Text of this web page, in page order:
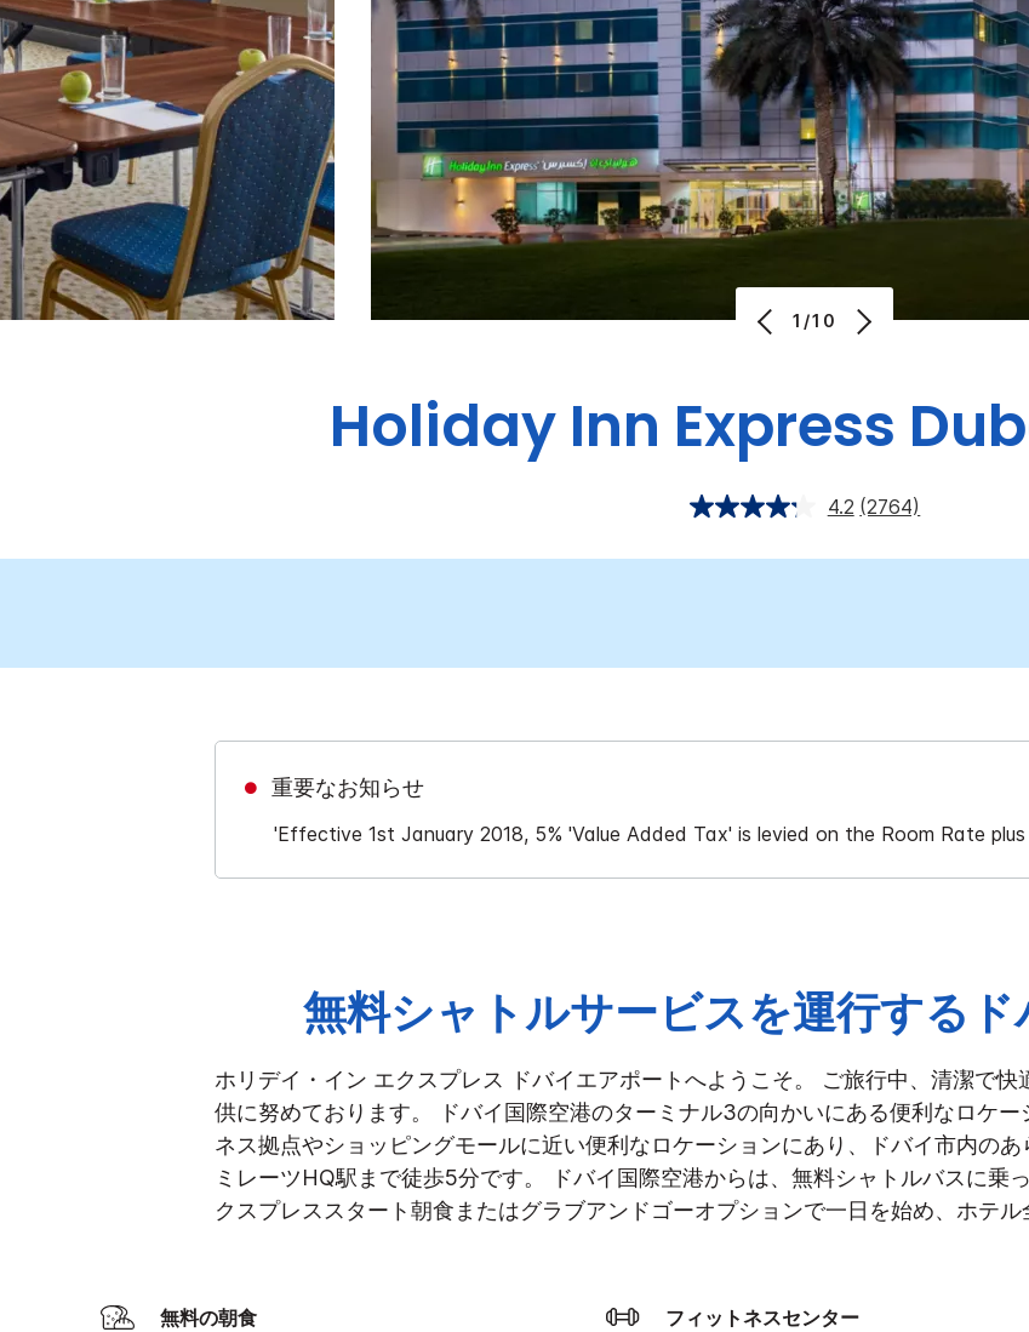
1/10
Holiday Inn Express
4.2 (2764)
重要なお知らせ
'Effective 1st January 2018, 5% 'Value Added Tax' is levied on the Room Rate
無料シャトルサービスを運行する
ホリデイ・イン エクスプレス ドバイエアポートへようこそ。 ご旅行中、清潔で
供に努めております。
ドバイ国際空港のターミナル3の向かいにある便利なロケ
ネス拠点やショッピングモールに近い便利なロケーションにあり、ドバイ市内の
ミレーツHQ駅まで徒歩5分です。 ドバイ国際空港からは、無料シャトルバスに乗
クスプレススタート朝食またはグラブアンドゴーオプションで一日を始め、ホテル
無料の朝食 フィットネスセンター